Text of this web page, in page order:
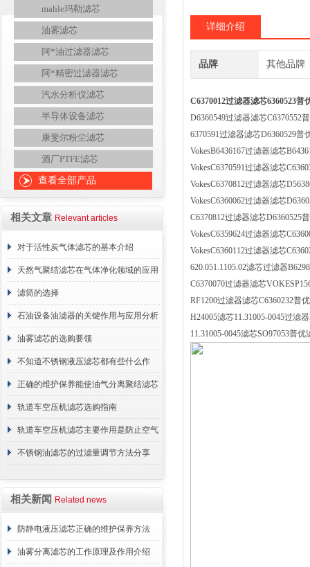
mahle玛勒滤芯
油雾滤芯
阿*油过滤器滤芯
阿*精密过滤器滤芯
汽水分析仪滤芯
半导体设备滤芯
康斐尔粉尘滤芯
酒厂PTFE滤芯
查看全部产品
相关文章 Relevant articles
对于活性炭气体滤芯的基本介绍
天然气聚结滤芯在气体净化领域的应用
与重要性
滤筒的选择
石油设备油滤器的关键作用与应用分析
油雾滤芯的选购要领
不知道不锈钢液压滤芯都有些什么作
用？进来看
正确的维护保养能使油气分离聚结滤芯
长期稳定运行
轨道车空压机滤芯选购指南
轨道车空压机滤芯主要作用是防止空气
中的杂质和油脂浓度升高
不锈钢油滤芯的过滤量调节方法分享
相关新闻 Related news
防静电液压滤芯正确的维护保养方法
油雾分离滤芯的工作原理及作用介绍
详细介绍
品牌 其他品牌
C6370012过滤器滤芯6360523普
D6360549过滤器滤芯C6370552
6370591过滤器滤芯D6360529普
VokesB6436167过滤器滤芯
VokesC6370591过滤器滤芯
VokesC6370812过滤器滤芯
VokesC6360062过滤器滤芯
C6370812过滤器滤芯D6360525
VokesC6359624过滤器滤芯
VokesC6360112过滤器滤芯
620.051.1105.02滤芯过滤器
C6370070过滤器滤芯
RF1200过滤器滤芯C6360232普
H24005滤芯11.31005-0045过滤
11.31005-0045滤芯SO97053普优